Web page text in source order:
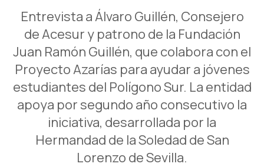
Entrevista a Álvaro Guillén, Consejero
de Acesur y patrono de la Fundación
Juan Ramón Guillén, que colabora con el
Proyecto Azarías para ayudar a jóvenes
estudiantes del Polígono Sur. La entidad
apoya por segundo año consecutivo la
iniciativa, desarrollada por la
Hermandad de la Soledad de San
Lorenzo de Sevilla.